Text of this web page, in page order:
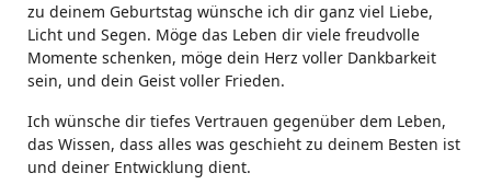
zu deinem Geburtstag wünsche ich dir ganz viel Liebe,
Licht und Segen. Möge das Leben dir viele freudvolle
Momente schenken, möge dein Herz voller Dankbarkeit
sein, und dein Geist voller Frieden.
Ich wünsche dir tiefes Vertrauen gegenüber dem Leben,
das Wissen, dass alles was geschieht zu deinem Besten ist
und deiner Entwicklung dient.